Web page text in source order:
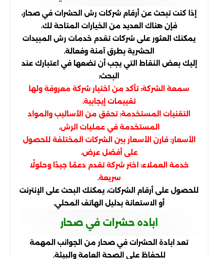
إذا كنت تبحث عن أرقام شركات رش الحشرات في صحار،
فإن هناك العديد من الخيارات المتاحة لك.
يمكنك العثور على شركات تقدم خدمات رش المبيدات
الحشرية بطرق آمنة وفعالة.
إليك بعض النقاط التي يجب أن تضعها في اعتبارك عند
البحث:
سمعة الشركة: تأكد من اختيار شركة معروفة ولها
تقييمات إيجابية.
التقنيات المستخدمة: تحقق من الأساليب والمواد
المستخدمة في عمليات الرش.
الأسعار: قارن الأسعار بين الشركات المختلفة للحصول
على أفضل عرض.
خدمة العملاء: اختر شركة تقدم دعمًا جيدًا وحلولًا
سريعة.
للحصول على أرقام الشركات، يمكنك البحث على الإنترنت
أو الاستعانة بدليل الهاتف المحلي.
اباده حشرات في صحار
تعد ابادة الحشرات في صحار من الجوانب المهمة
للحفاظ على الصحة العامة والبيئة.